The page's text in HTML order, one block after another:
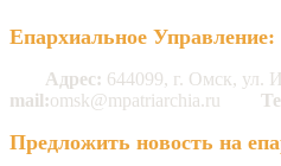
Епархиальное Управление:
Адрес: 644099, г. Омск, ул.
mail:omsk@mpatriarchia.ru
Предложить новость на